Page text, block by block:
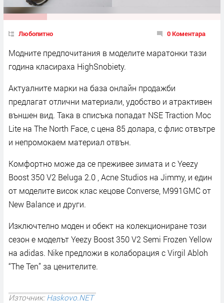
Любопитно 0 Коментара
Модните предпочитания в моделите маратонки тази
година класираха HighSnobiety.
Актуалните марки на база онлайн продажби
предлагат отлични материали, удобство и атрактивен
външен вид. Така в списъка попадат NSE Traction Moc
Lite на The North Face, с цена 85 долара, с флис отвътре
и непромокаем материал отвън.
Комфортно може да се преживее зимата и с Yeezy
Boost 350 V2 Beluga 2.0 , Acne Studios на Jimmy, и един
от моделите висок клас кецове Converse, M991GMC от
New Balance и други.
Изключтелно моден и обект на колекциониране този
сезон е моделът Yeezy Boost 350 V2 Semi Frozen Yellow
на adidas. Nike предложи в колаборация с Virgil Abloh
“The Ten” за ценителите.
Източник:Haskovo.NET